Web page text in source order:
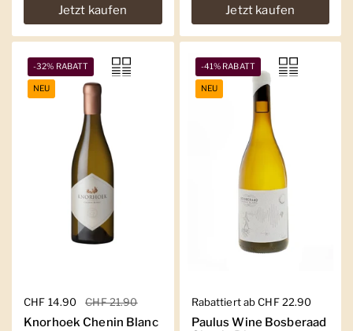
Jetzt kaufen Jetzt kaufen
Regulärer Preis
CHF 14.90 Sale-Preis
CHF 21.90
Knorhoek Chenin Blanc
-32% RABATT
NEU
Regulärer Preis
Rabattiert ab CHF 22.90
Paulus Wine Bosberaad
-41% RABATT
NEU